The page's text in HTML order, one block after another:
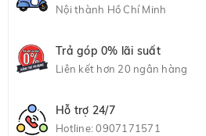
Nội thành Hồ Chí Minh
Trả góp 0% lãi suất
Liên kết hơn 20 ngân hàng
Hỗ trợ 24/7
Hotline:0907171571